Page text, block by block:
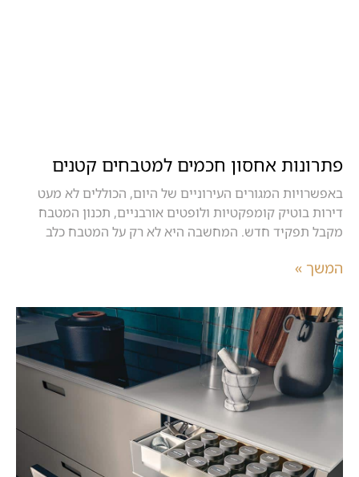
פתרונות אחסון חכמים למטבחים קטנים
באפשרויות המגורים העירוניים של היום, הכוללים לא מעט
דירות בוטיק קומפקטיות ולופטים אורבניים, תכנון המטבח
מקבל תפקיד חדש. המחשבה היא לא רק על המטבח כלב
המשך »